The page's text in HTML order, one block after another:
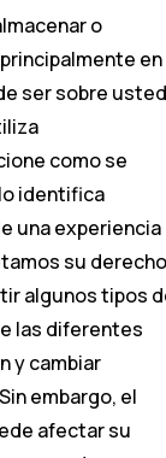
o
en
ser sobre
como se
identifica
una experiencia
su derecho
algunos tipos
las diferentes
y cambiar
embargo, el
afectar su